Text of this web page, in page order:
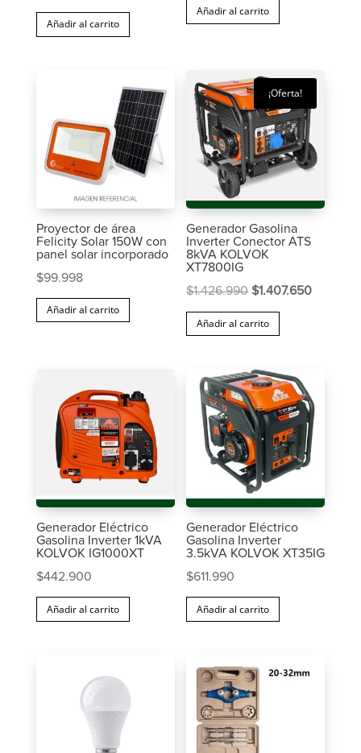
Añadir al carrito
Añadir al carrito
Proyector de área
Felicity Solar 150W con
panel solar incorporado
$99.998
Añadir al carrito
¡Oferta!
Generador Gasolina
Inverter Conector ATS
8kVA KOLVOK
XT7800IG
$1.426.990 El
precio
$1.426.990.
$1.407.650El
Añadir al carrito
Generador Eléctrico
Gasolina Inverter 1kVA
KOLVOK IG1000XT
$442.900
Añadir al carrito
Generador Eléctrico
Gasolina Inverter
3.5kVA KOLVOK XT35IG
$611.990
Añadir al carrito